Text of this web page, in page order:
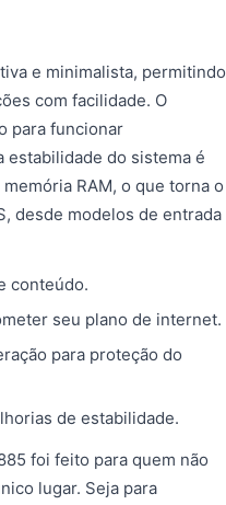
e minimalista, permitindo
com facilidade. O
para funcionar
estabilidade do sistema é
RAM, o que torna o
desde modelos de entrada
conteúdo.
seu plano de internet.
para proteção do
de estabilidade.
foi feito para quem não
lugar. Seja para